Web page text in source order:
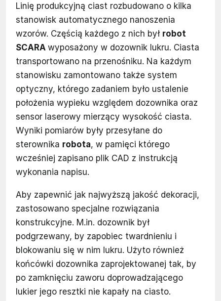
Linię produkcyjną ciast rozbudowano o kilka
stanowisk automatycznego nanoszenia
wzorów. Częścią każdego z nich był robot
SCARA wyposażony w dozownik lukru. Ciasta
transportowano na przenośniku. Na każdym
stanowisku zamontowano także system
optyczny, którego zadaniem było ustalenie
położenia wypieku względem dozownika oraz
sensor laserowy mierzący wysokość ciasta.
Wyniki pomiarów były przesyłane do
sterownika robota, w pamięci którego
wcześniej zapisano plik CAD z instrukcją
wykonania napisu.
Aby zapewnić jak najwyższą jakość dekoracji,
zastosowano specjalne rozwiązania
konstrukcyjne. M.in. dozownik był
podgrzewany, by zapobiec twardnieniu i
blokowaniu się w nim lukru. Użyto również
końcówki dozownika zaprojektowanej tak, by
po zamknięciu zaworu doprowadzającego
lukier jego resztki nie kapały na ciasto.